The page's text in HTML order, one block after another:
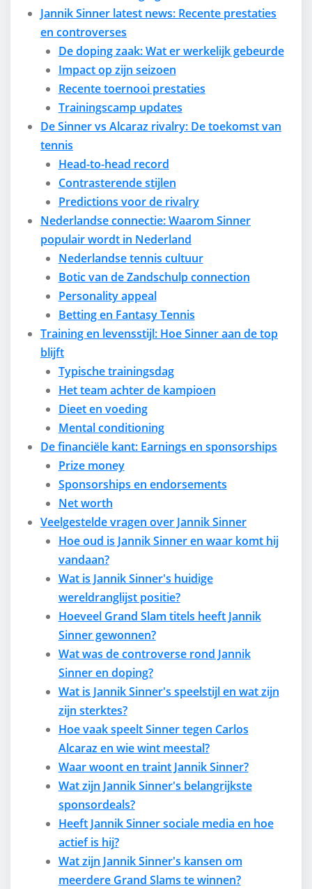
Jannik Sinner latest news: Recente prestaties
en controverses
De doping zaak: Wat er werkelijk gebeurde
Impact op zijn seizoen
Recente toernooi prestaties
Trainingscamp updates
De Sinner vs Alcaraz rivalry: De toekomst van
tennis
Head-to-head record
Contrasterende stijlen
Predictions voor de rivalry
Nederlandse connectie: Waarom Sinner
populair wordt in Nederland
Nederlandse tennis cultuur
Botic van de Zandschulp connection
Personality appeal
Betting en Fantasy Tennis
Training en levensstijl: Hoe Sinner aan de top
blijft
Typische trainingsdag
Het team achter de kampioen
Dieet en voeding
Mental conditioning
De financiële kant: Earnings en sponsorships
Prize money
Sponsorships en endorsements
Net worth
Veelgestelde vragen over Jannik Sinner
Hoe oud is Jannik Sinner en waar komt hij
vandaan?
Wat is Jannik Sinner's huidige
wereldranglijst positie?
Hoeveel Grand Slam titels heeft Jannik
Sinner gewonnen?
Wat was de controverse rond Jannik
Sinner en doping?
Wat is Jannik Sinner's speelstijl en wat zijn
zijn sterktes?
Hoe vaak speelt Sinner tegen Carlos
Alcaraz en wie wint meestal?
Waar woont en traint Jannik Sinner?
Wat zijn Jannik Sinner's belangrijkste
sponsordeals?
Heeft Jannik Sinner sociale media en hoe
actief is hij?
Wat zijn Jannik Sinner's kansen om
meerdere Grand Slams te winnen?